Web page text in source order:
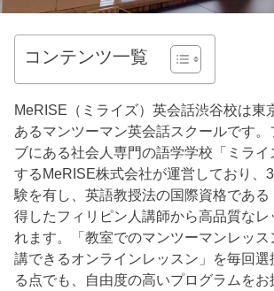
コンテンツ一覧
MeRISE（ミライズ）英会話渋谷校は東
あるマンツーマン英会話スクールです。
ブにある社会人専門の語学学校「ミライ
するMeRISE株式会社が運営しており、
験を有し、英語教授法の国際資格であ
得したフィリピン人講師から高品質なレ
れます。「教室でのマンツーマンレッス
講できるオンラインレッスン」を毎回選
る点でも、自由度の高いプログラムを